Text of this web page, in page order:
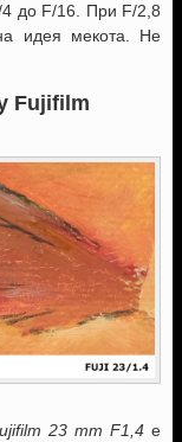
4 до F/16. При F/2,8
идея мекота. Не
Fujifilm
23 mm F1,4 е